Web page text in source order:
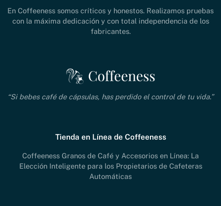
En Coffeeness somos críticos y honestos. Realizamos pruebas
con la máxima dedicación y con total independencia de los
fabricantes.
“Si bebes café de cápsulas, has perdido el control de tu vida.”
Tienda en Línea de Coffeeness
Coffeeness Granos de Café y Accesorios en Línea: La
Elección Inteligente para los Propietarios de Cafeteras
Automáticas